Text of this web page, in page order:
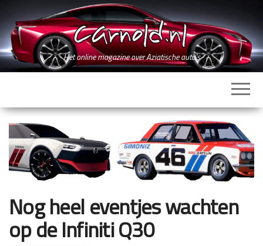
naar
de
inhoud
Het online magazine over Aziatische auto's
Nog heel eventjes wachten
op de Infiniti Q30